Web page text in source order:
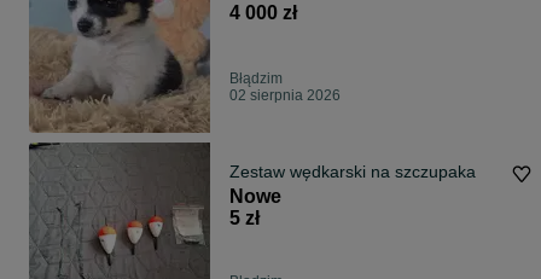
4 000 zł
Błądzim
02 sierpnia 2026
Zestaw wędkarski na szczupaka
Nowe
5 zł